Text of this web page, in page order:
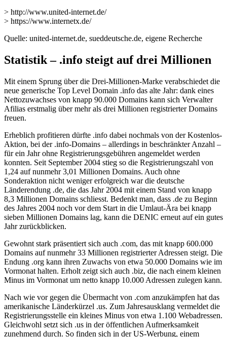
> http://www.united-internet.de/
> https://www.internetx.de/
Quelle: united-internet.de, sueddeutsche.de, eigene Recherche
Statistik – .info steigt auf drei Millionen
Mit einem Sprung über die Drei-Millionen-Marke verabschiedet die
neue generische Top Level Domain .info das alte Jahr: dank eines
Nettozuwachses von knapp 90.000 Domains kann sich Verwalter
Afilias erstmalig über mehr als drei Millionen registrierter Domains
freuen.
Erheblich profitieren dürfte .info dabei nochmals von der Kostenlos-
Aktion, bei der .info-Domains – allerdings in beschränkter Anzahl –
für ein Jahr ohne Registrierungsgebühren angemeldet werden
konnten. Seit September 2004 stieg so die Registrierungszahl von
1,24 auf nunmehr 3,01 Millionen Domains. Auch ohne
Sonderaktion nicht weniger erfolgreich war die deutsche
Länderendung .de, die das Jahr 2004 mit einem Stand von knapp
8,3 Millionen Domains schliesst. Bedenkt man, dass .de zu Beginn
des Jahres 2004 noch vor dem Start in die Umlaut-Ära bei knapp
sieben Millionen Domains lag, kann die DENIC erneut auf ein gutes
Jahr zurückblicken.
Gewohnt stark präsentiert sich auch .com, das mit knapp 600.000
Domains auf nunmehr 33 Millionen registrierter Adressen steigt. Die
Endung .org kann ihren Zuwachs von etwa 50.000 Domains wie im
Vormonat halten. Erholt zeigt sich auch .biz, die nach einem kleinen
Minus im Vormonat um netto knapp 10.000 Adressen zulegen kann.
Nach wie vor gegen die Übermacht von .com anzukämpfen hat das
amerikanische Länderkürzel .us. Zum Jahresausklang vermeldet die
Registrierungsstelle ein kleines Minus von etwa 1.100 Webadressen.
Gleichwohl setzt sich .us in der öffentlichen Aufmerksamkeit
zunehmend durch. So finden sich in der US-Werbung, einem